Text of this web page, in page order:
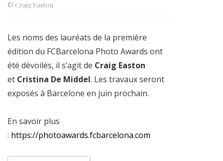
© Craig Easton
Les noms des lauréats de la première
édition du FCBarcelona Photo Awards ont
été dévoilés, il s’agit de Craig Easton
et Cristina De Middel. Les travaux seront
exposés à Barcelone en juin prochain.
En savoir plus
: https://photoawards.fcbarcelona.com